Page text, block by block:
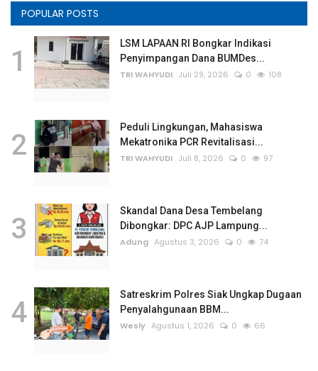
POPULAR POSTS
1
LSM LAPAAN RI Bongkar Indikasi
Penyimpangan Dana BUMDes...
TRI WAHYUDI Juli 29, 2026 0 108
2
Peduli Lingkungan, Mahasiswa
Mekatronika PCR Revitalisasi...
TRI WAHYUDI Juli 8, 2026 0 97
3
Skandal Dana Desa Tembelang
Dibongkar: DPC AJP Lampung...
Adung Agustus 3, 2026 0 74
4
Satreskrim Polres Siak Ungkap Dugaan
Penyalahgunaan BBM...
Wesly Agustus 1, 2026 0 66